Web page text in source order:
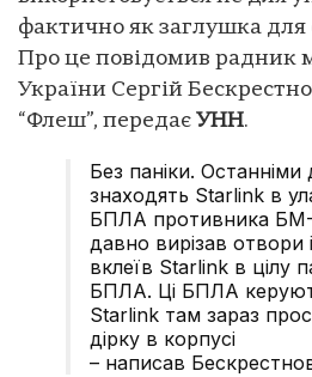
фактично як заглушка для
Про це повідомив радник
України Сергій
“Флеш”, передає УНН.
Без паніки. Останніми
знаходять Starlink в
БПЛА противника
давно вирізав отвори
вклеїв Starlink в цілу
БПЛА. Ці БПЛА
Starlink там зараз
дірку в корпусі
– написав